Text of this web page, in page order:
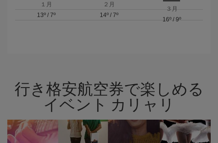
１月
13º /7º
２月
14º / 7º
３月
16º/ 9º
行き格安航空券で楽しめる
イベント カリャリ